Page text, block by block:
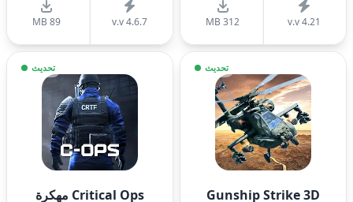
v.v 4.21
312 MB
v.v 4.6.7
89 MB
تحديث
Gunship Strike 3D
تحديث
Critical Ops مهكرة